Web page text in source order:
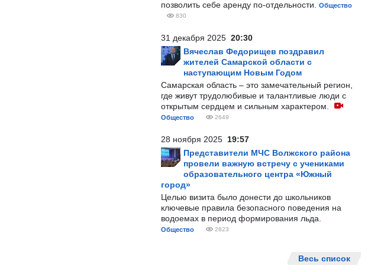
позволить себе аренду по-отдельности.
Общество
830
31 декабря 2025 20:30
Вячеслав Федорищев поздравил
жителей Самарской области с
наступающим Новым Годом
Самарская область – это замечательный регион,
где живут трудолюбивые и талантливые люди с
открытым сердцем и сильным характером.
Общество 2649
28 ноября 2025 19:57
Представители МЧС Волжского района
провели важную встречу с учениками
образовательного центра «Южный
город»
Целью визита было донести до школьников
ключевые правила безопасного поведения на
водоемах в период формирования льда.
Общество 2823
Весь список